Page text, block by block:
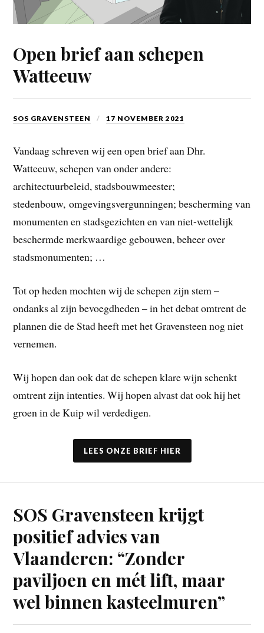
Open brief aan schepen
Watteeuw
SOS GRAVENSTEEN 17 NOVEMBER 2021
Vandaag schreven wij een open brief aan Dhr.
Watteeuw, schepen van onder andere:
architectuurbeleid, stadsbouwmeester;
stedenbouw, omgevingsvergunningen; bescherming van
monumenten en stadsgezichten en van niet-wettelijk
beschermde merkwaardige gebouwen, beheer over
stadsmonumenten; …
Tot op heden mochten wij de schepen zijn stem –
ondanks al zijn bevoegdheden – in het debat omtrent de
plannen die de Stad heeft met het Gravensteen nog niet
vernemen.
Wij hopen dan ook dat de schepen klare wijn schenkt
omtrent zijn intenties. Wij hopen alvast dat ook hij het
groen in de Kuip wil verdedigen.
LEES ONZE BRIEF HIER
SOS Gravensteen krijgt
positief advies van
Vlaanderen: “Zonder
paviljoen en mét lift, maar
wel binnen kasteelmuren”